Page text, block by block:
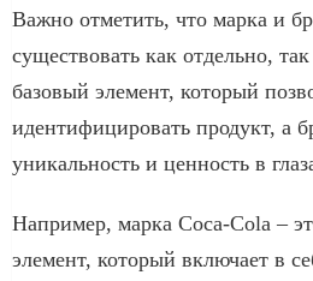
Важно отметить, что марка и
существовать как отдельно,
базовый элемент, который
идентифицировать продукт, а
уникальность и ценность в
Например, марка Coca-Cola –
элемент, который включает в